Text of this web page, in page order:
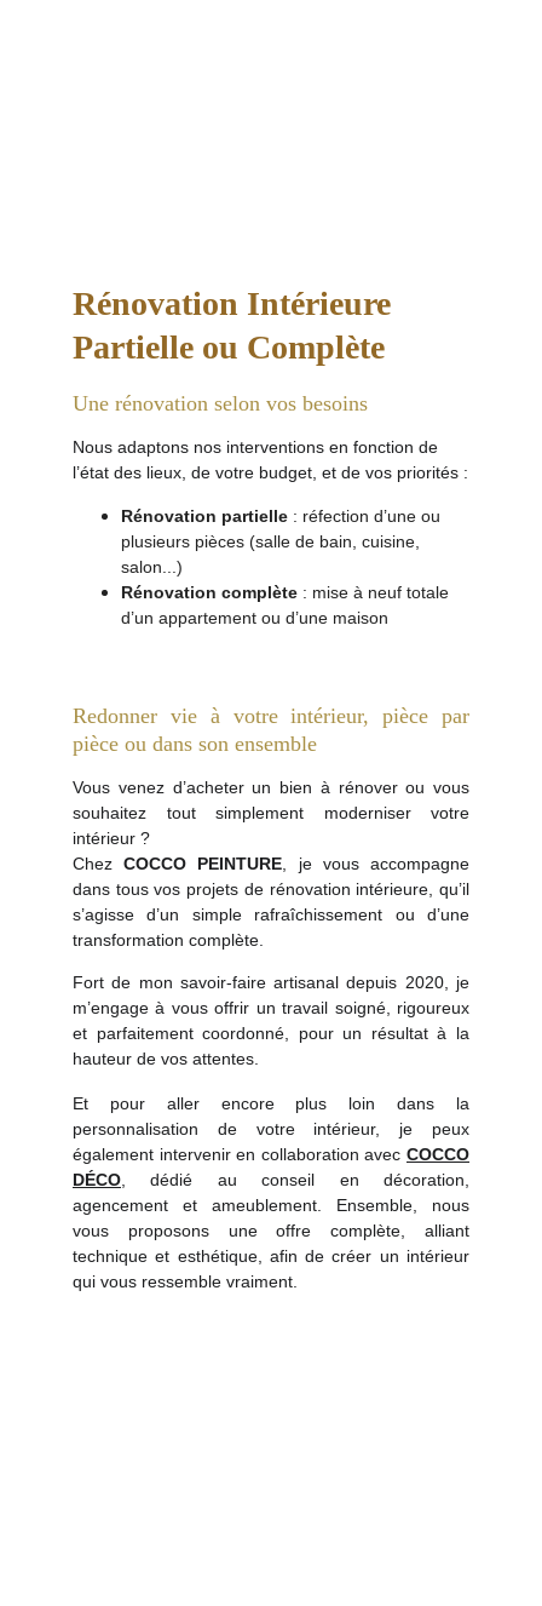
Une rénovation selon vos besoins
Nous adaptons nos interventions en fonction de
l’état des lieux, de votre budget, et de vos priorités :
Rénovation partielle : réfection d’une ou
plusieurs pièces (salle de bain, cuisine,
salon...)
Rénovation complète : mise à neuf totale
d’un appartement ou d’une maison
Rénovation Intérieure
Partielle ou Complète
Redonner vie à votre intérieur, pièce par
pièce ou dans son ensemble
Vous venez d’acheter un bien à rénover ou vous
souhaitez tout simplement moderniser votre
intérieur ?
ChezCOCCO PEINTURE , je vous accompagne
dans tous vos projets de rénovation intérieure, qu’il
s’agisse d’un simple rafraîchissement ou d’une
transformation complète.
Fort de mon savoir-faire artisanal depuis 2020, je
m’engage à vous offrir un travail soigné, rigoureux
et parfaitement coordonné, pour un résultat à la
hauteur de vos attentes.
Et pour aller encore plus loin dans la
personnalisation de votre intérieur, je peux
également intervenir en collaboration avec COCCO
DÉCO , dédié au conseil en décoration,
agencement et ameublement. Ensemble, nous
vous proposons une offre complète, alliant
technique et esthétique, afin de créer un intérieur
qui vous ressemble vraiment.